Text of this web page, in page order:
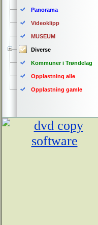
Panorama
Videoklipp
MUSEUM
Diverse
Kommuner i Trøndelag
Opplastning alle
Opplastning gamle